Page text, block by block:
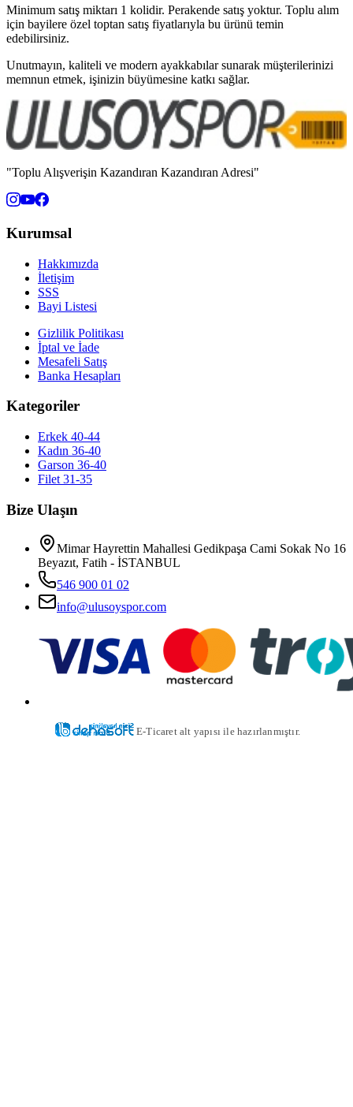
Minimum satış miktarı 1 kolidir. Perakende satış yoktur. Toplu alım
için bayilere özel toptan satış fiyatlarıyla bu ürünü temin
edebilirsiniz.
Unutmayın, kaliteli ve modern ayakkabılar sunarak müşterilerinizi
memnun etmek, işinizin büyümesine katkı sağlar.
"Toplu Alışverişin Kazandıran Kazandıran Adresi"
Kurumsal
Hakkımızda
İletişim
SSS
Bayi Listesi
Gizlilik Politikası
İptal ve İade
Mesafeli Satış
Banka Hesapları
Kategoriler
Erkek 40-44
Kadın 36-40
Garson 36-40
Filet 31-35
Bize Ulaşın
Mimar Hayrettin Mahallesi Gedikpaşa Cami Sokak No 16
Beyazıt, Fatih - İSTANBUL
546 900 01 02
info@ulusoyspor.com
E-Ticaret alt yapısı ile hazırlanmıştır.